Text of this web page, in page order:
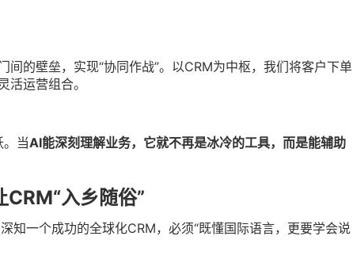
的壁垒，实现“协同作战”。以CRM为中枢，我们将客户下单
活运营组合。
。当AI能深刻理解业务，它就不再是冰冷的工具，而是能辅助
入乡随俗”
知一个成功的全球化CRM，必须“既懂国际语言，更要学会说